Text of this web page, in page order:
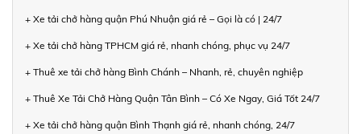
+ Xe tải chở hàng quận Phú Nhuận giá rẻ – Gọi là có | 24/7
+ Xe tải chở hàng TPHCM giá rẻ, nhanh chóng, phục vụ 24/7
+ Thuê xe tải chở hàng Bình Chánh – Nhanh, rẻ, chuyên nghiệp
+ Thuê Xe Tải Chở Hàng Quận Tân Bình – Có Xe Ngay, Giá Tốt 24/7
+ Xe tải chở hàng quận Bình Thạnh giá rẻ, nhanh chóng, 24/7